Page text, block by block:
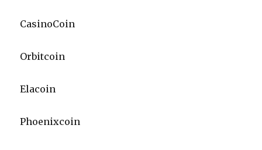
CasinoCoin
Orbitcoin
Elacoin
Phoenixcoin